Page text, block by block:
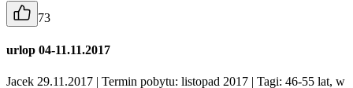
73
urlop 04-11.11.2017
Jacek 29.11.2017 | Termin pobytu: listopad 2017 | Tagi: 46-55 lat, w